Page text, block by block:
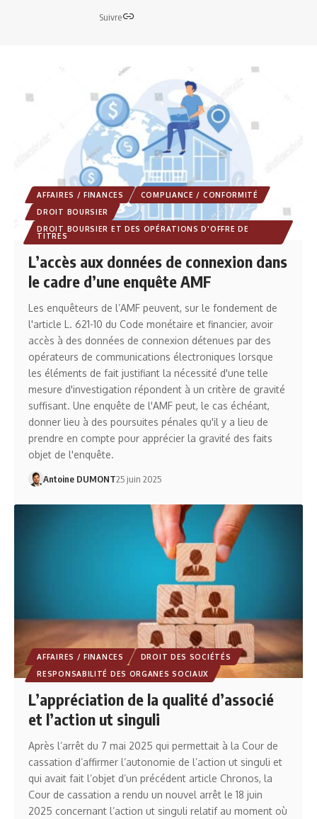
Suivre
AFFAIRES / FINANCES
COMPLIANCE / CONFORMITÉ
DROIT BOURSIER
DROIT BOURSIER ET DES OPÉRATIONS D'OFFRE DE
TITRES
L’accès aux données de connexion dans
le cadre d’une enquête AMF
Les enquêteurs de l’AMF peuvent, sur le fondement de
l'article L. 621-10 du Code monétaire et financier, avoir
accès à des données de connexion détenues par des
opérateurs de communications électroniques lorsque
les éléments de fait justifiant la nécessité d'une telle
mesure d'investigation répondent à un critère de gravité
suffisant. Une enquête de l'AMF peut, le cas échéant,
donner lieu à des poursuites pénales qu'il y a lieu de
prendre en compte pour apprécier la gravité des faits
objet de l'enquête.
Antoine DUMONT25 juin 2025
AFFAIRES / FINANCES
DROIT DES SOCIÉTÉS
RESPONSABILITÉ DES ORGANES SOCIAUX
L’appréciation de la qualité d’associé
et l’action ut singuli
Après l’arrêt du 7 mai 2025 qui permettait à la Cour de
cassation d’affirmer l’autonomie de l’action ut singuli et
qui avait fait l’objet d’un précédent article Chronos, la
Cour de cassation a rendu un nouvel arrêt le 18 juin
2025 concernant l’action ut singuli relatif au moment où